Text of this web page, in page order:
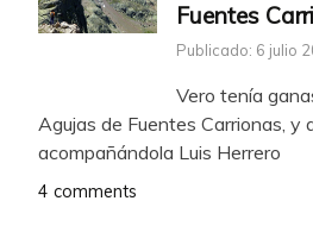
Fuentes
Publicado: 6 julio
Vero tenía
Agujas de Fuentes Carrionas, y
acompañándola Luis Herrero
4 comments